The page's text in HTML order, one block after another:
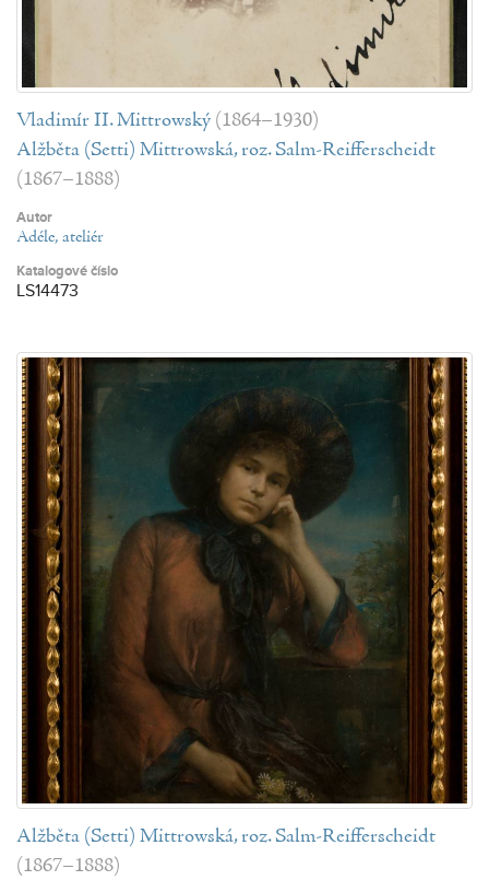
Vladimír II. Mittrowský (1864–1930)
Alžběta (Setti) Mittrowská, roz. Salm-Reifferscheidt
(1867–1888)
Autor
Adéle, ateliér
Katalogové číslo
LS14473
Alžběta (Setti) Mittrowská, roz. Salm-Reifferscheidt
(1867–1888)